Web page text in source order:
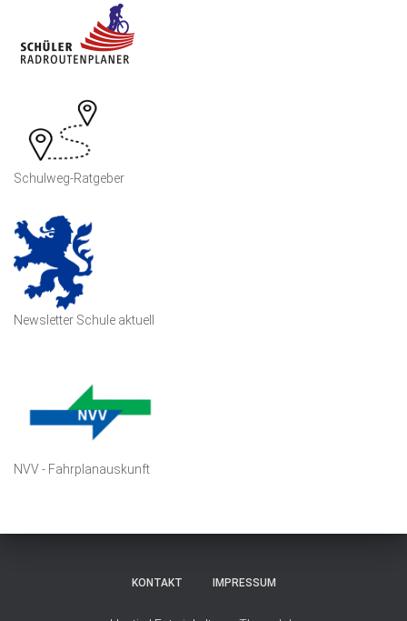
Schulweg-Ratgeber
Newsletter Schule aktuell
NVV - Fahrplanauskunft
KONTAKT IMPRESSUM